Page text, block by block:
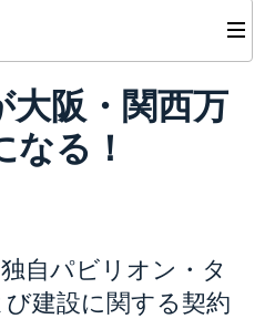
いて
ベントはこちらをご覧くだ
援名義使用申請について
大阪・関西万
る！
自パビリオン・タ
建設に関する契約